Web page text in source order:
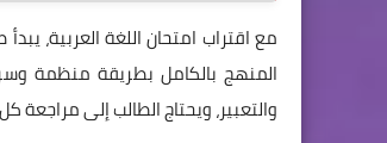
مع اقتراب امتحان اللغة العربية،
المنهج بالكامل بطريقة منظمة
والتعبير، ويحتاج الطالب إلى